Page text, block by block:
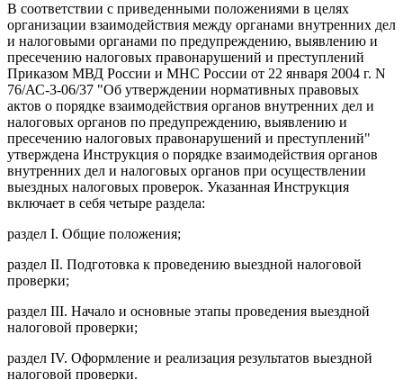
В соответствии с приведенными положениями в целях
организации взаимодействия между органами внутренних дел
и налоговыми органами по предупреждению, выявлению и
пресечению налоговых правонарушений и преступлений
Приказом МВД России и МНС России от 22 января 2004 г. N
76/АС-3-06/37 "Об утверждении нормативных правовых
актов о порядке взаимодействия органов внутренних дел и
налоговых органов по предупреждению, выявлению и
пресечению налоговых правонарушений и преступлений"
утверждена Инструкция о порядке взаимодействия органов
внутренних дел и налоговых органов при осуществлении
выездных налоговых проверок. Указанная Инструкция
включает в себя четыре раздела:
раздел I. Общие положения;
раздел II. Подготовка к проведению выездной налоговой
проверки;
раздел III. Начало и основные этапы проведения выездной
налоговой проверки;
раздел IV. Оформление и реализация результатов выездной
налоговой проверки.